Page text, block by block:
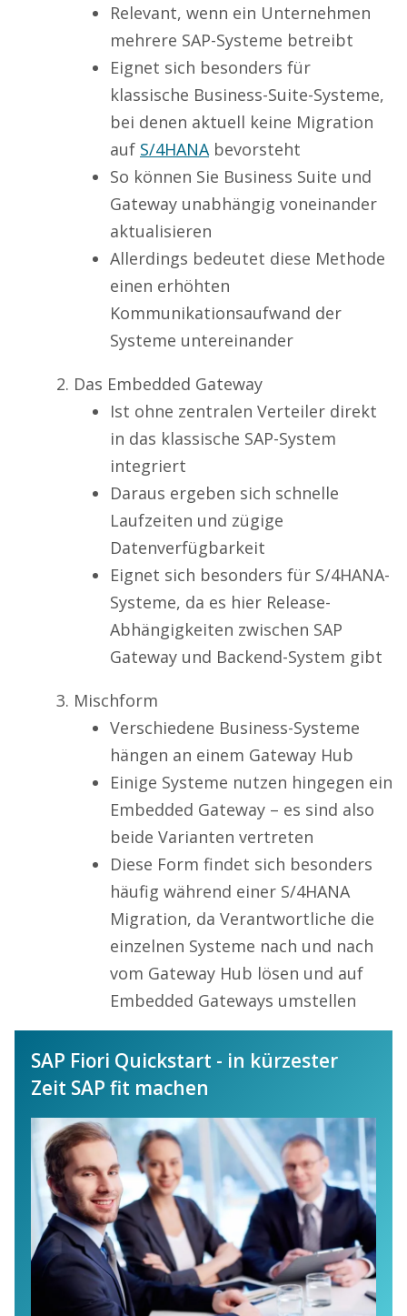
Relevant, wenn ein Unternehmen
mehrere SAP-Systeme betreibt
Eignet sich besonders für
klassische Business-Suite-Systeme,
bei denen aktuell keine Migration
auf S/4HANA bevorsteht
So können Sie Business Suite und
Gateway unabhängig voneinander
aktualisieren
Allerdings bedeutet diese Methode
einen erhöhten
Kommunikationsaufwand der
Systeme untereinander
Das Embedded Gateway
Ist ohne zentralen Verteiler direkt
in das klassische SAP-System
integriert
Daraus ergeben sich schnelle
Laufzeiten und zügige
Datenverfügbarkeit
Eignet sich besonders für S/4HANA-
Systeme, da es hier Release-
Abhängigkeiten zwischen SAP
Gateway und Backend-System gibt
Mischform
Verschiedene Business-Systeme
hängen an einem Gateway Hub
Einige Systeme nutzen hingegen ein
Embedded Gateway – es sind also
beide Varianten vertreten
Diese Form findet sich besonders
häufig während einer S/4HANA
Migration, da Verantwortliche die
einzelnen Systeme nach und nach
vom Gateway Hub lösen und auf
Embedded Gateways umstellen
SAP Fiori Quickstart - in kürzester
Zeit SAP fit machen